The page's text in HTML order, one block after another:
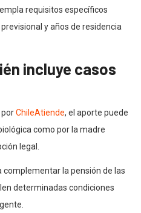
requisitos específicos
y años de residencia
incluye casos
ChileAtiende, el aporte puede
como por la madre
legal.
complementar la pensión de las
determinadas condiciones